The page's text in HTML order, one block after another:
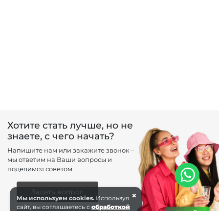
Хотите стать лучше, но не
знаете, с чего начать?
Напишите нам или закажите звонок –
мы ответим на Ваши вопросы и
поделимся советом.
Задать вопрос ×
Мы используем cookies. Используя
сайт, вы соглашаетесь с обработкой